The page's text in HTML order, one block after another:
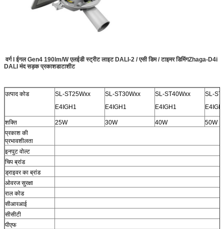
वर्ग I ईगल Gen4 190lm/W एलईडी स्ट्रीट लाइट DALI-2 / एसी डिम / टाइमर डिमिंगZhaga-D4i
DALI मंद सड़क प्रकाशडाटाशीट
उत्पाद कोड
SL-ST25Wxx
E4IGH1
SL-ST30Wxx
E4IGH1
SL-ST40Wxx
E4IGH1
SL-
शक्ति 25W 30W 40W
50W
प्रकाश की
प्रभावशीलता
इनपुट वोल्ट
चिप ब्रांड
ड्राइवर का ब्रांड
ओवरज सुरक्षा
राल कोड
सीआरआई
सीसीटी
पीएफ